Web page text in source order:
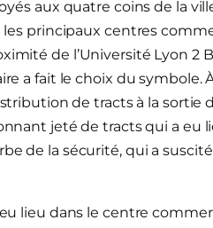
aux quatre coins de la
principaux centres
de l’Université Lyon 2
a fait le choix du symbole.
de tracts à la sortie
jeté de tracts qui a
de la sécurité, qui a
lieu dans le centre